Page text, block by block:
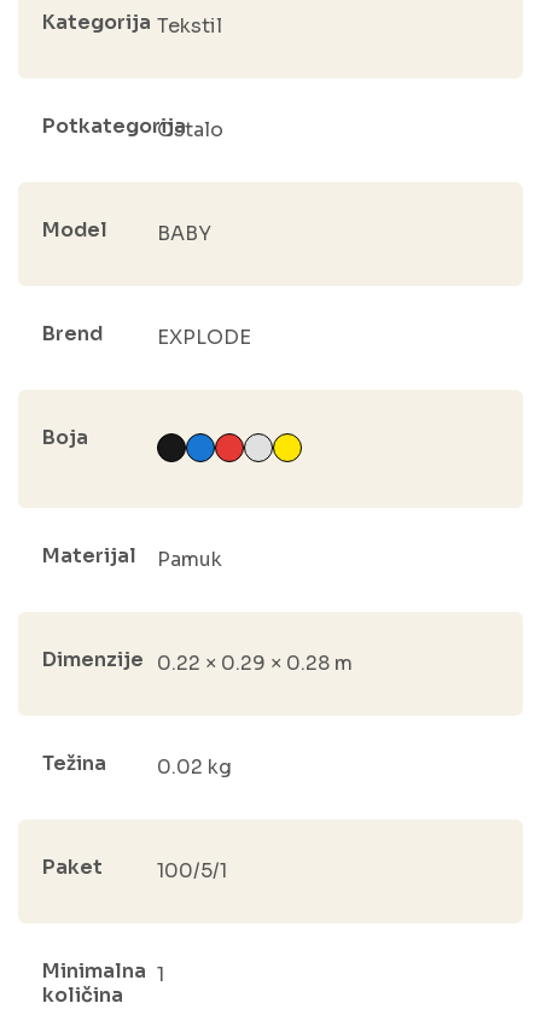
Kategorija Tekstil
PotkategorijaOstalo
Model BABY
Brend EXPLODE
Boja
Materijal Pamuk
Dimenzije 0.22 × 0.29 × 0.28 m
Težina 0.02 kg
Paket 100/5/1
Minimalna
količina
1